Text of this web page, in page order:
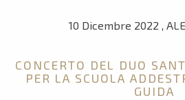
10 Dicembre 2022 ,
CONCERTO DEL DUO
PER LA SCUOLA
GUIDA